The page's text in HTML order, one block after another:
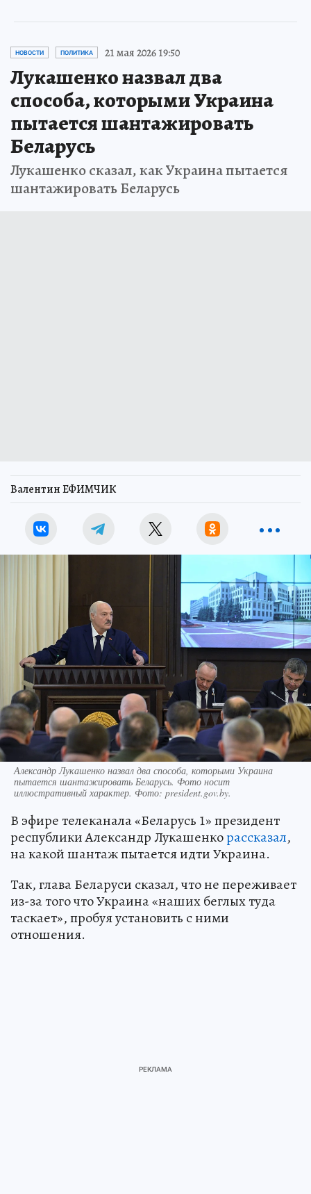
НОВОСТИ ПОЛИТИКА 21 мая 2026 19:50
Лукашенко назвал два
способа, которыми Украина
пытается шантажировать
Беларусь
Лукашенко сказал, как Украина пытается
шантажировать Беларусь
Валентин ЕФИМЧИК
Александр Лукашенко назвал два способа, которыми Украина
пытается шантажировать Беларусь. Фото носит
иллюстративный характер. Фото: president.gov.by.
В эфире телеканала «Беларусь 1» президент
республики Александр Лукашенкорассказал,
на какой шантаж пытается идти Украина.
Так, глава Беларуси сказал, что не переживает
из-за того что Украина «наших беглых туда
таскает», пробуя установить с ними
отношения.